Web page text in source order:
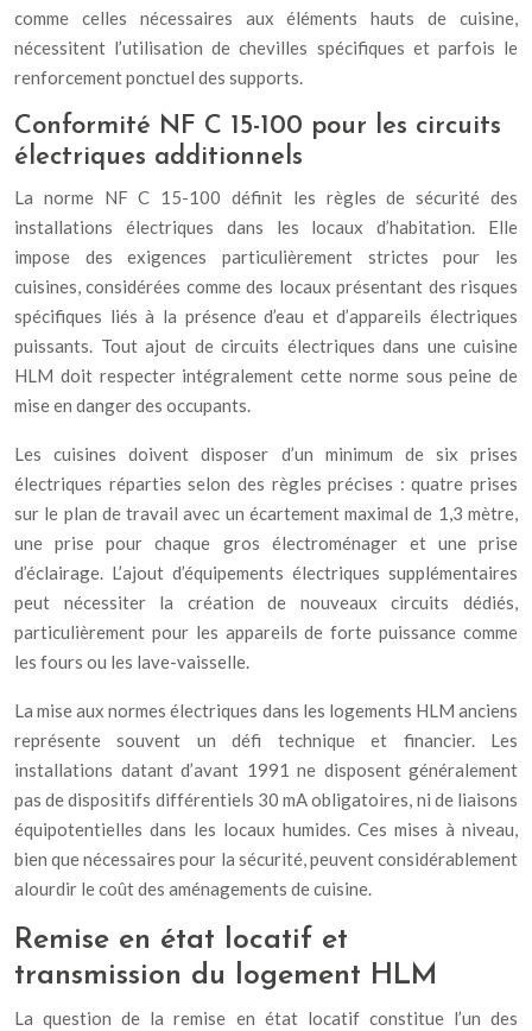
comme celles nécessaires aux éléments hauts de cuisine,
nécessitent l’utilisation de chevilles spécifiques et parfois le
renforcement ponctuel des supports.
Conformité NF C 15-100 pour les circuits
électriques additionnels
La norme NF C 15-100 définit les règles de sécurité des
installations électriques dans les locaux d’habitation. Elle
impose des exigences particulièrement strictes pour les
cuisines, considérées comme des locaux présentant des risques
spécifiques liés à la présence d’eau et d’appareils électriques
puissants. Tout ajout de circuits électriques dans une cuisine
HLM doit respecter intégralement cette norme sous peine de
mise en danger des occupants.
Les cuisines doivent disposer d’un minimum de six prises
électriques réparties selon des règles précises : quatre prises
sur le plan de travail avec un écartement maximal de 1,3 mètre,
une prise pour chaque gros électroménager et une prise
d’éclairage. L’ajout d’équipements électriques supplémentaires
peut nécessiter la création de nouveaux circuits dédiés,
particulièrement pour les appareils de forte puissance comme
les fours ou les lave-vaisselle.
La mise aux normes électriques dans les logements HLM anciens
représente souvent un défi technique et financier. Les
installations datant d’avant 1991 ne disposent généralement
pas de dispositifs différentiels 30 mA obligatoires, ni de liaisons
équipotentielles dans les locaux humides. Ces mises à niveau,
bien que nécessaires pour la sécurité, peuvent considérablement
alourdir le coût des aménagements de cuisine.
Remise en état locatif et
transmission du logement HLM
La question de la remise en état locatif constitue l’un des